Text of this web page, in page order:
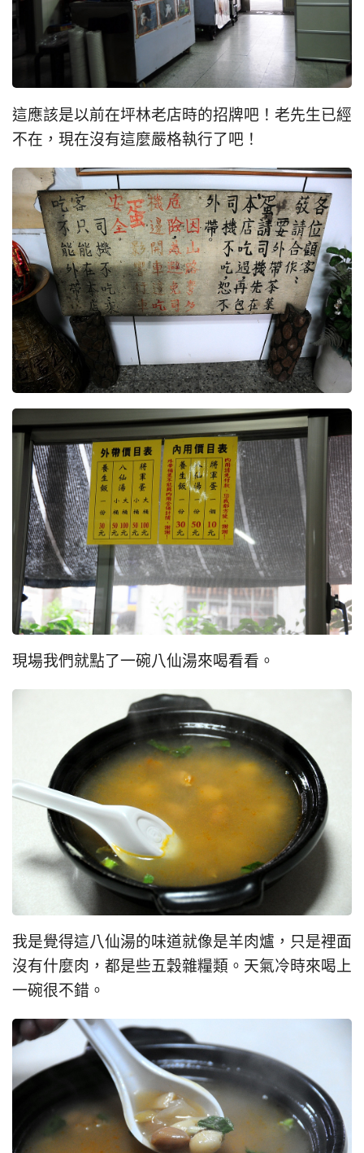
這應該是以前在坪林老店時的招牌吧！老先生已經
不在，現在沒有這麼嚴格執行了吧！
現場我們就點了一碗八仙湯來喝看看。
我是覺得這八仙湯的味道就像是羊肉爐，只是裡面
沒有什麼肉，都是些五穀雜糧類。天氣冷時來喝上
一碗很不錯。